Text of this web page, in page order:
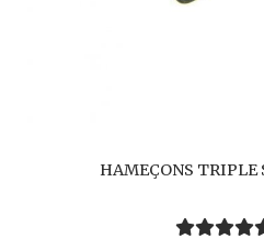
HAMEÇONS TRIPLE